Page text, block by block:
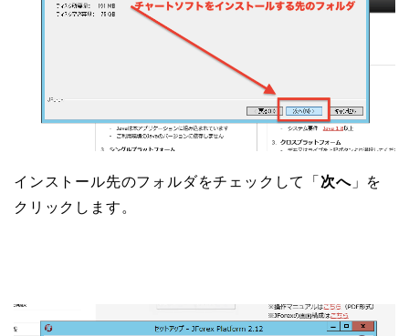
インストール先のフォルダをチェックして「 次へ」を
クリックします。